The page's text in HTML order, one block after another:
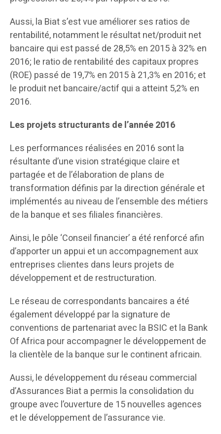
Aussi, la Biat s’est vue améliorer ses ratios de
rentabilité, notamment le résultat net/produit net
bancaire qui est passé de 28,5% en 2015 à 32% en
2016; le ratio de rentabilité des capitaux propres
(ROE) passé de 19,7% en 2015 à 21,3% en 2016; et
le produit net bancaire/actif qui a atteint 5,2% en
2016.
Les projets structurants de l’année 2016
Les performances réalisées en 2016 sont la
résultante d’une vision stratégique claire et
partagée et de l’élaboration de plans de
transformation définis par la direction générale et
implémentés au niveau de l’ensemble des métiers
de la banque et ses filiales financières.
Ainsi, le pôle ‘Conseil financier’ a été renforcé afin
d’apporter un appui et un accompagnement aux
entreprises clientes dans leurs projets de
développement et de restructuration.
Le réseau de correspondants bancaires a été
également développé par la signature de
conventions de partenariat avec la BSIC et la Bank
Of Africa pour accompagner le développement de
la clientèle de la banque sur le continent africain.
Aussi, le développement du réseau commercial
d’Assurances Biat a permis la consolidation du
groupe avec l’ouverture de 15 nouvelles agences
et le développement de l’assurance vie.